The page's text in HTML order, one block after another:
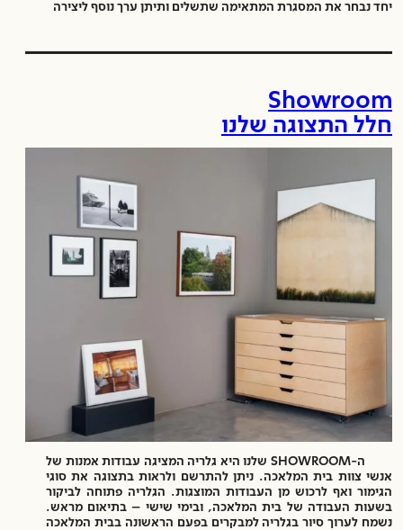
יחד נבחר את המסגרת המתאימה שתשלים ותיתן ערך נוסף ליצירה
Showroom
חלל התצוגה שלנו
ה-SHOWROOM שלנו היא גלריה המציגה עבודות אמנות של
אנשי צוות בית המלאכה. ניתן להתרשם ולראות בתצוגה את סוגי
הגימור ואף לרכוש מן העבודות המוצגות. הגלריה פתוחה לביקור
בשעות העבודה של בית המלאכה, ובימי שישי – בתיאום מראש.
נשמח לערוך סיור בגלריה למבקרים בפעם הראשונה בבית המלאכה